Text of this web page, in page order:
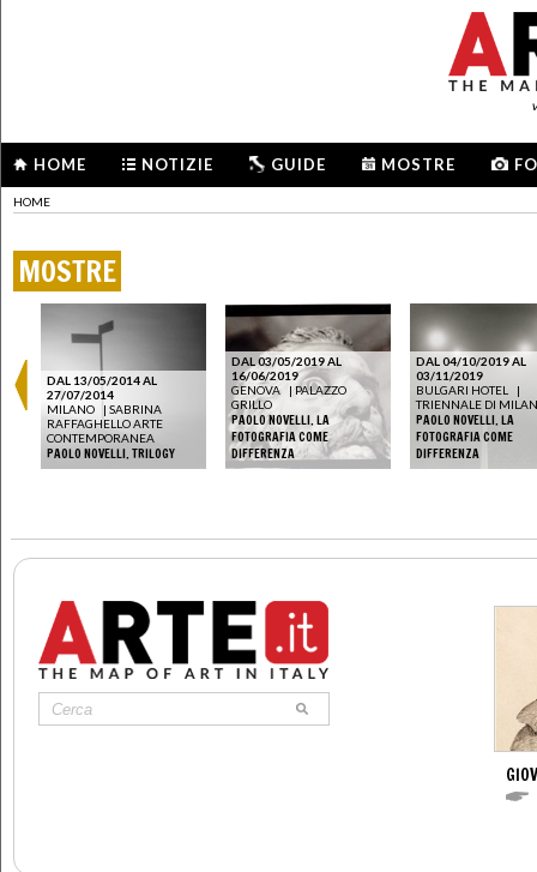
HOME NOTIZIE GUIDE MOSTRE
HOME
MOSTRE
DAL 13/05/2014 AL
27/07/2014
MILANO
| SABRINA
RAFFAGHELLO ARTE
CONTEMPORANEA
PAOLO NOVELLI. TRILOGY
DAL 03/05/2019 AL
16/06/2019
GENOVA
| PALAZZO
GRILLO
PAOLO NOVELLI. LA
FOTOGRAFIA COME
DIFFERENZA
DAL 04/10/2019 AL
03/11/2019
BULGARI HOTEL
|
TRIENNALE DI
PAOLO NOVELLI. LA
FOTOGRAFIA COME
DIFFERENZA